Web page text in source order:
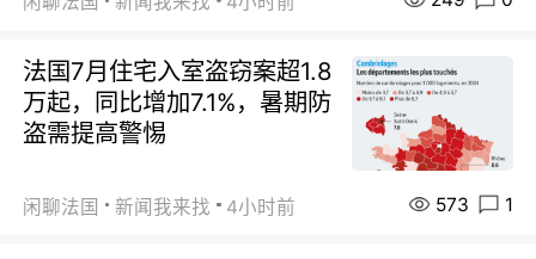
法国7月住宅入室盗窃案超1.8
万起，同比增加7.1%，暑期防
盗需提高警惕
闲聊法国 新闻我来找 4小时前 573 1